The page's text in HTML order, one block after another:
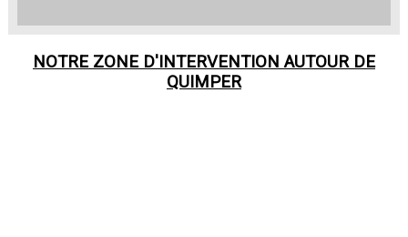
NOTRE ZONE D'INTERVENTION AUTOUR DE
QUIMPER